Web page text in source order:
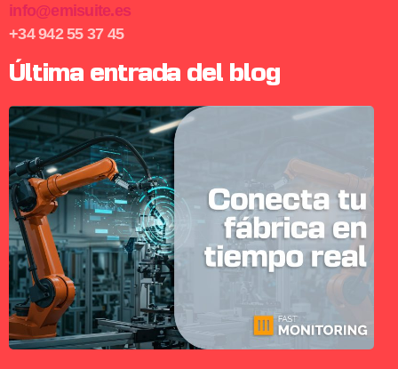
info@emisuite.es
+34 942 55 37 45
Última entrada del blog